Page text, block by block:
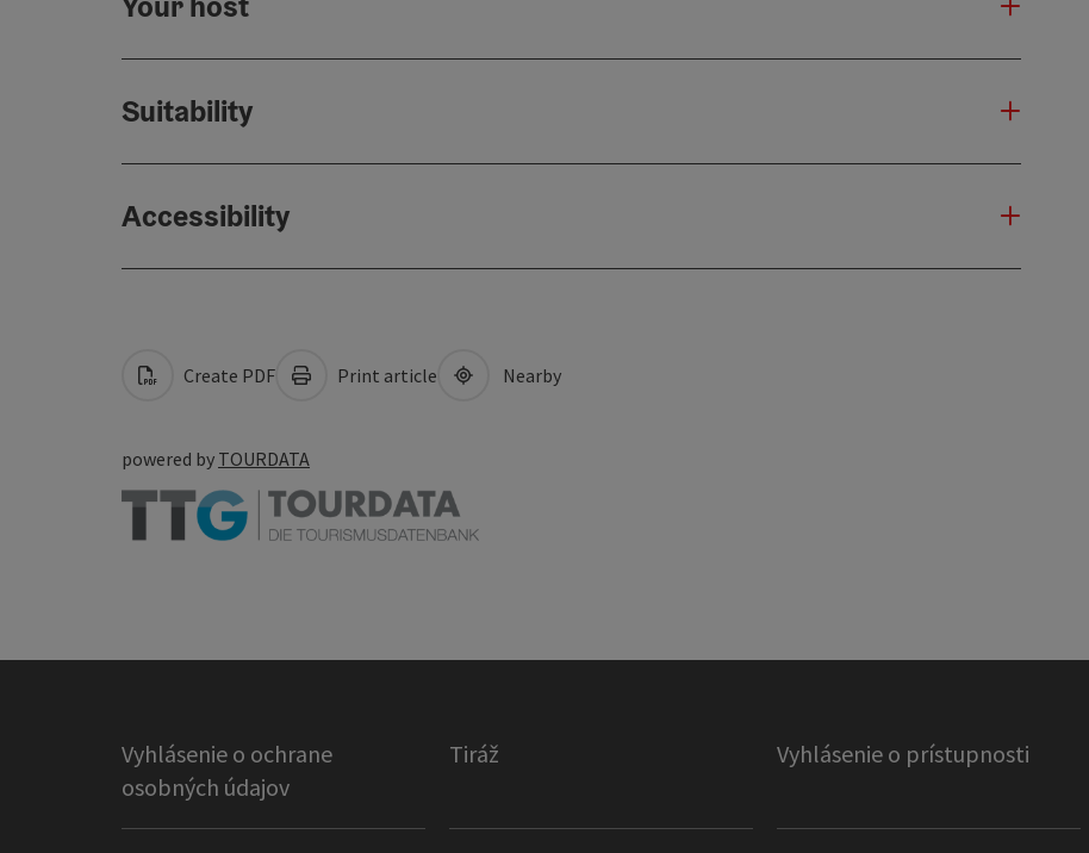
Suitability
Accessibility
Create PDF Print article Nearby
powered by TOURDATA
Vyhlásenie o ochrane
osobných údajov
Tiráž Vyhlásenie o prístupnosti